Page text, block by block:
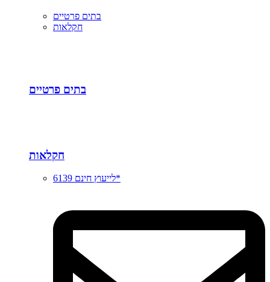
בתים פרטיים
חקלאות
בתים פרטיים
חקלאות
לייעוץ חינם 6139*